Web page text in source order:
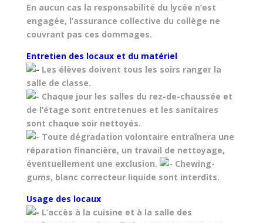
En aucun cas la responsabilité du lycée n’est
engagée, l’assurance collective du collège ne
couvrant pas ces dommages.
Entretien des locaux et du matériel
Les élèves doivent tous les soirs ranger la
salle de classe.
Chaque jour les salles du rez-de-chaussée et
de l’étage sont entretenues et les sanitaires
sont chaque soir nettoyés.
Toute dégradation volontaire entraînera une
réparation financière, un travail de nettoyage,
éventuellement une exclusion.
Chewing-
gums, blanc correcteur liquide sont interdits.
Usage des locaux
L’accès à la cuisine et à la salle des